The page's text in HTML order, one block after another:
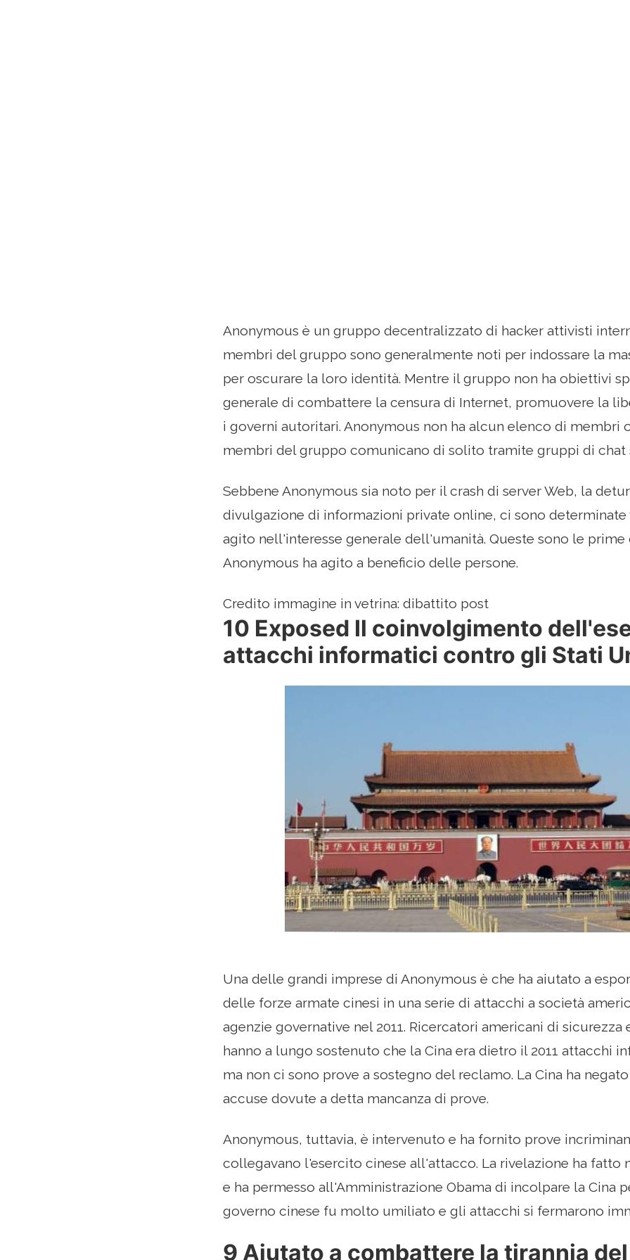
Anonymous è un gruppo decentralizzato di hacker attivisti
membri del gruppo sono generalmente noti per indossare la
per oscurare la loro identità. Mentre il gruppo non ha obiettivi
generale di combattere la censura di Internet, promuovere la
i governi autoritari. Anonymous non ha alcun elenco di membri
membri del gruppo comunicano di solito tramite gruppi di chat
Sebbene Anonymous sia noto per il crash di server Web, la
divulgazione di informazioni private online, ci sono
agito nell'interesse generale dell'umanità. Queste sono le
Anonymous ha agito a beneficio delle persone.
Credito immagine in vetrina: dibattito post
10 Exposed Il coinvolgimento
attacchi informatici contro gli Stati
Una delle grandi imprese di Anonymous è che ha aiutato a
delle forze armate cinesi in una serie di attacchi a società
agenzie governative nel 2011. Ricercatori americani di
hanno a lungo sostenuto che la Cina era dietro il 2011 attacchi
ma non ci sono prove a sostegno del reclamo. La Cina ha
accuse dovute a detta mancanza di prove.
Anonymous, tuttavia, è intervenuto e ha fornito prove
collegavano l'esercito cinese all'attacco. La rivelazione ha
e ha permesso all'Amministrazione Obama di incolpare la Cina
governo cinese fu molto umiliato e gli attacchi si fermarono
9 Aiutato a combattere la tirannia